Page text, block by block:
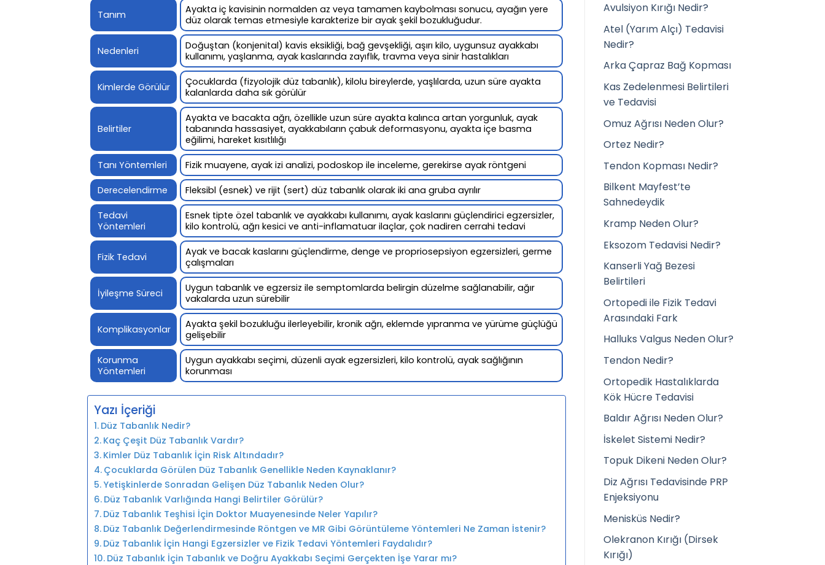
Tanım
Ayakta iç kavisinin normalden az veya tamamen kaybolması sonucu, ayağın yere
düz olarak temas etmesiyle karakterize bir ayak şekil bozukluğudur.
Nedenleri
Doğuştan (konjenital) kavis eksikliği, bağ gevşekliği, aşırı kilo, uygunsuz ayakkabı
kullanımı, yaşlanma, ayak kaslarında zayıflık, travma veya sinir hastalıkları
Kimlerde Görülür
Çocuklarda (fizyolojik düz tabanlık), kilolu bireylerde, yaşlılarda, uzun süre ayakta
kalanlarda daha sık görülür
Belirtiler
Ayakta ve bacakta ağrı, özellikle uzun süre ayakta kalınca artan yorgunluk, ayak
tabanında hassasiyet, ayakkabıların çabuk deformasyonu, ayakta içe basma
eğilimi, hareket kısıtlılığı
Tanı Yöntemleri Fizik muayene, ayak izi analizi, podoskop ile inceleme, gerekirse ayak röntgeni
Derecelendirme Fleksibl (esnek) ve rijit (sert) düz tabanlık olarak iki ana gruba ayrılır
Tedavi
Yöntemleri
Esnek tipte özel tabanlık ve ayakkabı kullanımı, ayak kaslarını güçlendirici egzersizler,
kilo kontrolü, ağrı kesici ve anti-inflamatuar ilaçlar, çok nadiren cerrahi tedavi
Fizik Tedavi
Ayak ve bacak kaslarını güçlendirme, denge ve propriosepsiyon egzersizleri, germe
çalışmaları
İyileşme Süreci
Uygun tabanlık ve egzersiz ile semptomlarda belirgin düzelme sağlanabilir, ağır
vakalarda uzun sürebilir
Komplikasyonlar
Ayakta şekil bozukluğu ilerleyebilir, kronik ağrı, eklemde yıpranma ve yürüme güçlüğü
gelişebilir
Korunma
Yöntemleri
Uygun ayakkabı seçimi, düzenli ayak egzersizleri, kilo kontrolü, ayak sağlığının
korunması
Yazı İçeriği
Düz Tabanlık Nedir?
Kaç Çeşit Düz Tabanlık Vardır?
Kimler Düz Tabanlık İçin Risk Altındadır?
Çocuklarda Görülen Düz Tabanlık Genellikle Neden Kaynaklanır?
Yetişkinlerde Sonradan Gelişen Düz Tabanlık Neden Olur?
Düz Tabanlık Varlığında Hangi Belirtiler Görülür?
Düz Tabanlık Teşhisi İçin Doktor Muayenesinde Neler Yapılır?
Düz Tabanlık Değerlendirmesinde Röntgen ve MR Gibi Görüntüleme Yöntemleri Ne Zaman İstenir?
Düz Tabanlık İçin Hangi Egzersizler ve Fizik Tedavi Yöntemleri Faydalıdır?
Düz Tabanlık İçin Tabanlık ve Doğru Ayakkabı Seçimi Gerçekten İşe Yarar mı?
Avulsiyon Kırığı Nedir?
Atel (Yarım Alçı) Tedavisi
Nedir?
Arka Çapraz Bağ Kopması
Kas Zedelenmesi Belirtileri
ve Tedavisi
Omuz Ağrısı Neden Olur?
Ortez Nedir?
Tendon Kopması Nedir?
Bilkent Mayfest’te
Sahnedeydik
Kramp Neden Olur?
Eksozom Tedavisi Nedir?
Kanserli Yağ Bezesi
Belirtileri
Ortopedi ile Fizik Tedavi
Arasındaki Fark
Halluks Valgus Neden Olur?
Tendon Nedir?
Ortopedik Hastalıklarda
Kök Hücre Tedavisi
Baldır Ağrısı Neden Olur?
İskelet Sistemi Nedir?
Topuk Dikeni Neden Olur?
Diz Ağrısı Tedavisinde PRP
Enjeksiyonu
Menisküs Nedir?
Olekranon Kırığı (Dirsek
Kırığı)